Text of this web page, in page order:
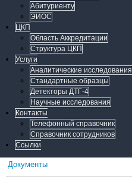
Абитуриенту
ЭИОС
ЦКП
Область Аккредитации
Структура ЦКП
Услуги
Аналитические исследования
Стандартные образцы
Детекторы ДТГ-4
Научные исследования
Контакты
Телефонный справочник
Справочник сотрудников
Ссылки
Документы